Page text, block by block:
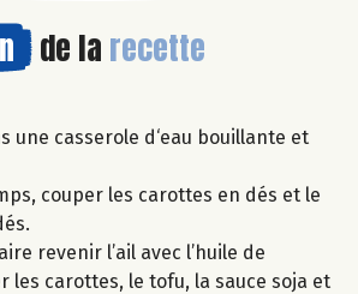
de la recette
une casserole d‘eau bouillante et
couper les carottes en dés et le
revenir l’ail avec l’huile de
les carottes, le tofu, la sauce soja et